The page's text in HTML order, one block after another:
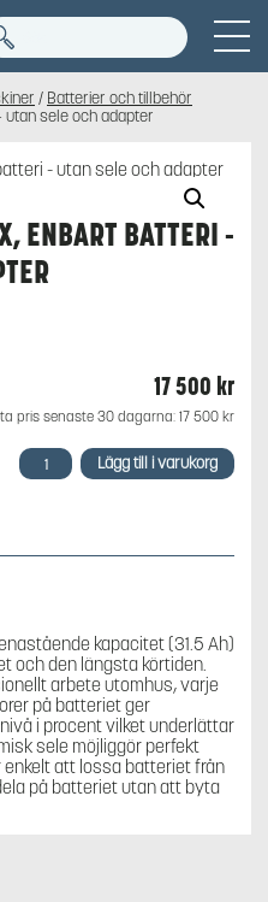
/ Batterier och tillbehör
utan sele och adapter
ENBART BATTERI -
17 500 kr
pris senaste 30 dagarna: 17 500 kr
Husqvarna
Bli
batteri
och
adapter
mängd
Lägg till i varukorg
kapacitet (31.5 Ah)
och den längsta körtiden.
arbete utomhus, varje
på batteriet ger
i procent vilket underlättar
sele möjliggör perfekt
att lossa batteriet från
på batteriet utan att byta